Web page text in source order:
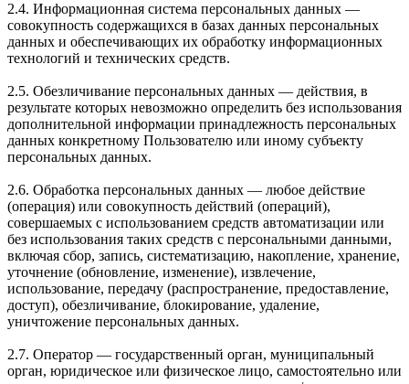
2.4. Информационная система персональных данных —
совокупность содержащихся в базах данных персональных
данных и обеспечивающих их обработку информационных
технологий и технических средств.
2.5. Обезличивание персональных данных — действия, в
результате которых невозможно определить без использования
дополнительной информации принадлежность персональных
данных конкретному Пользователю или иному субъекту
персональных данных.
2.6. Обработка персональных данных — любое действие
(операция) или совокупность действий (операций),
совершаемых с использованием средств автоматизации или
без использования таких средств с персональными данными,
включая сбор, запись, систематизацию, накопление, хранение,
уточнение (обновление, изменение), извлечение,
использование, передачу (распространение, предоставление,
доступ), обезличивание, блокирование, удаление,
уничтожение персональных данных.
2.7. Оператор — государственный орган, муниципальный
орган, юридическое или физическое лицо, самостоятельно или